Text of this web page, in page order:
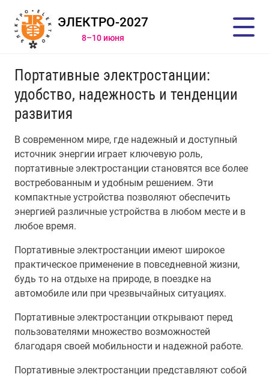
ЭЛЕКТРО-2027
8–10 июня
Портативные электростанции:
удобство, надежность и тенденции
развития
В современном мире, где надежный и доступный
источник энергии играет ключевую роль,
портативные электростанции становятся все более
востребованным и удобным решением. Эти
компактные устройства позволяют обеспечить
энергией различные устройства в любом месте и в
любое время.
Портативные электростанции имеют широкое
практическое применение в повседневной жизни,
будь то на отдыхе на природе, в поездке на
автомобиле или при чрезвычайных ситуациях.
Портативные электростанции открывают перед
пользователями множество возможностей
благодаря своей мобильности и надежной работе.
Портативные электростанции представляют собой